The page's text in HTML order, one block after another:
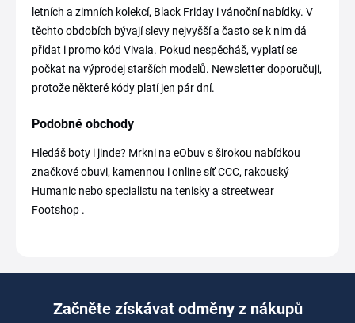
letních a zimních kolekcí, Black Friday i vánoční nabídky. V
těchto obdobích bývají slevy nejvyšší a často se k nim dá
přidat i promo kód Vivaia. Pokud nespěcháš, vyplatí se
počkat na výprodej starších modelů. Newsletter doporučuji,
protože některé kódy platí jen pár dní.
Podobné obchody
Hledáš boty i jinde? Mrkni na eObuv s širokou nabídkou
značkové obuvi, kamennou i online síť CCC, rakouský
Humanic nebo specialistu na tenisky a streetwear
Footshop .
Začněte získávat odměny z nákupů